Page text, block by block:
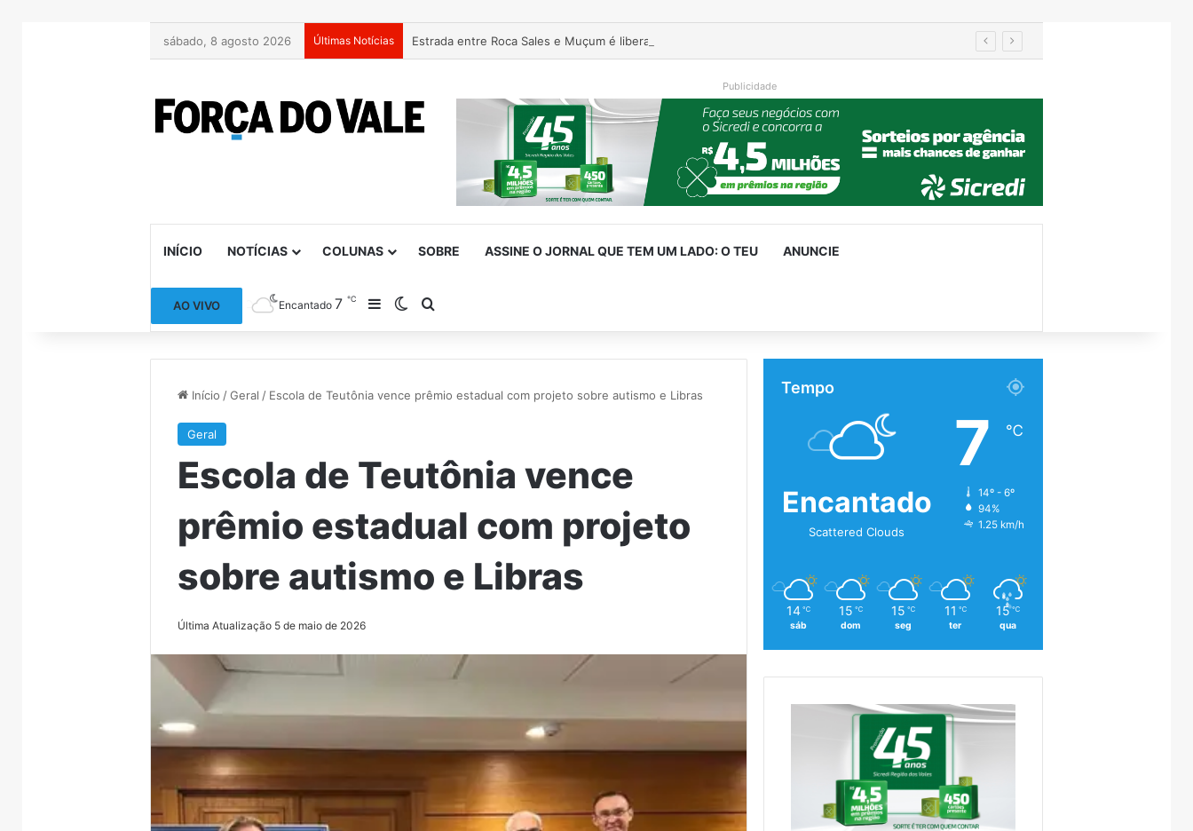
sábado, 8 agosto 2026 Últimas Notícias Estrada entre Roca Sales e Muçum é liberada após serviços de manutenção
Publicidade
INÍCIO NOTÍCIAS COLUNAS SOBRE ASSINE O JORNAL QUE TEM UM LADO: O TEU ANUNCIE
AO VIVO Encantado 7℃ Barra Lateral
Switch skin
Início / Geral / Escola de Teutônia vence prêmio estadual com projeto sobre autismo e Libras
Geral
Escola de Teutônia vence
prêmio estadual com projeto
sobre autismo e Libras
Última Atualização 5 de maio de 2026
Tempo
Encantado
Scattered Clouds
7 ℃
14º - 6º
94%
1.25 km/h
14 ℃
sáb
15 ℃
dom
15 ℃
seg
11 ℃
ter
15 ℃
qua